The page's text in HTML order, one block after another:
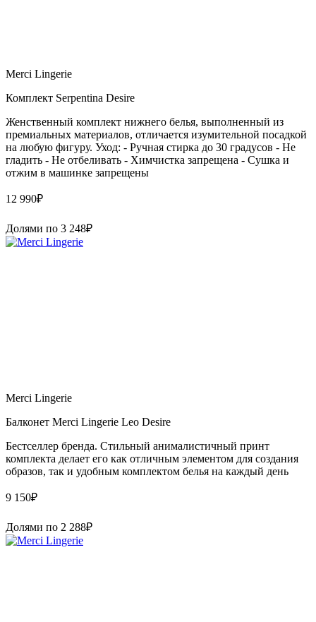
Merci Lingerie
Комплект Serpentina Desire
Женственный комплект нижнего белья, выполненный из
премиальных материалов, отличается изумительной посадкой
на любую фигуру. Уход: - Ручная стирка до 30 градусов - Не
гладить - Не отбеливать - Химчистка запрещена - Сушка и
отжим в машинке запрещены
12 990₽
Долями по 3 248₽
Merci Lingerie
Балконет Merci Lingerie Leo Desire
Бестселлер бренда. Стильный анималистичный принт
комплекта делает его как отличным элементом для создания
образов, так и удобным комплектом белья на каждый день
9 150₽
Долями по 2 288₽